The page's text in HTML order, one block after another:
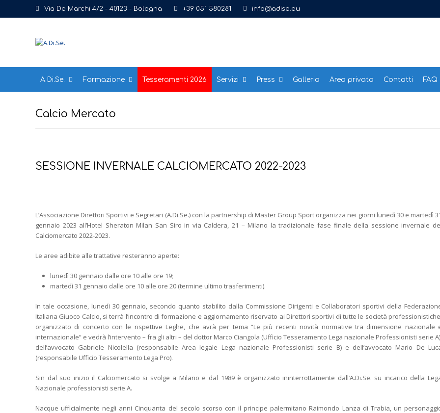
Via De Marchi 4/2 - 40123 - Bologna +39 051 580281 info@adise.eu
A.Di.Se. Formazione Tesseramenti 2026 Servizi Press Galleria Area privata Contatti FAQ
Calcio Mercato
SESSIONE INVERNALE CALCIOMERCATO 2022-2023
L’Associazione Direttori Sportivi e Segretari (A.Di.Se.) con la partnership di Master Group Sport organizza nei giorni lunedì 30 e martedì
gennaio 2023 all’Hotel Sheraton Milan San Siro in via Caldera, 21 – Milano la tradizionale fase finale della sessione invernale
Calciomercato 2022-2023.
Le aree adibite alle trattative resteranno aperte:
lunedì 30 gennaio dalle ore 10 alle ore 19;
martedì 31 gennaio dalle ore 10 alle ore 20 (termine ultimo trasferimenti).
In tale occasione, lunedì 30 gennaio, secondo quanto stabilito dalla Commissione Dirigenti e Collaboratori sportivi della
Italiana Giuoco Calcio, si terrà l’incontro di formazione e aggiornamento riservato ai Direttori sportivi di tutte le società
organizzato di concerto con le rispettive Leghe, che avrà per tema “Le più recenti novità normative tra dimensione nazionale
internazionale” e vedrà l’intervento – fra gli altri – del dottor Marco Ciangola (Ufficio Tesseramento Lega nazionale Professionisti serie
dell’avvocato Gabriele Nicolella (responsabile Area legale Lega nazionale Professionisti serie B) e dell’avvocato Mario De
(responsabile Ufficio Tesseramento Lega Pro).
Sin dal suo inizio il Calciomercato si svolge a Milano e dal 1989 è organizzato ininterrottamente dall’A.Di.Se. su incarico della
Nazionale professionisti serie A.
Nacque ufficialmente negli anni Cinquanta del secolo scorso con il principe palermitano Raimondo Lanza di Trabia, un